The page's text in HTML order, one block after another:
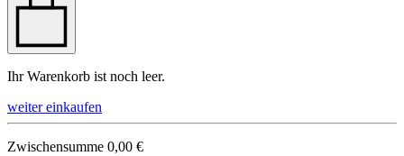
Ihr Warenkorb ist noch leer.
weiter einkaufen
Zwischensumme 0,00 €